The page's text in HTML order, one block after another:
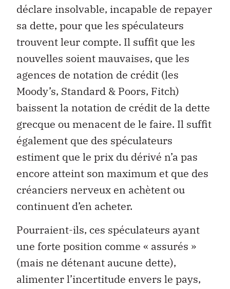
déclare insolvable, incapable de repayer
sa dette, pour que les spéculateurs
trouvent leur compte. Il suffit que les
nouvelles soient mauvaises, que les
agences de notation de crédit (les
Moody’s, Standard & Poors, Fitch)
baissent la notation de crédit de la dette
grecque ou menacent de le faire. Il suffit
également que des spéculateurs
estiment que le prix du dérivé n’a pas
encore atteint son maximum et que des
créanciers nerveux en achètent ou
continuent d’en acheter.
Pourraient-ils, ces spéculateurs ayant
une forte position comme « assurés »
(mais ne détenant aucune dette),
alimenter l’incertitude envers le pays,